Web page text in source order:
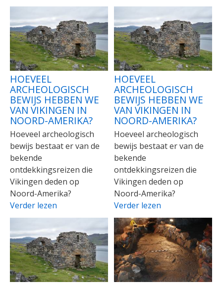
HOEVEEL
ARCHEOLOGISCH
BEWIJS HEBBEN WE
VAN VIKINGEN IN
NOORD-AMERIKA?
Hoeveel archeologisch
bewijs bestaat er van de
bekende
ontdekkingsreizen die
Vikingen deden op
Noord-Amerika?
Verder lezen
HOEVEEL
ARCHEOLOGISCH
BEWIJS HEBBEN WE
VAN VIKINGEN IN
NOORD-AMERIKA?
Hoeveel archeologisch
bewijs bestaat er van de
bekende
ontdekkingsreizen die
Vikingen deden op
Noord-Amerika?
Verder lezen